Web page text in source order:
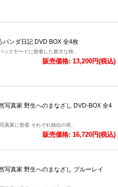
パンダ日記 DVD BOX 全4枚
ックヤードに密着した膨大な映..
販売価格: 13,200円(税込)
写真家 野生へのまなざし DVD-BOX 全4
真家に密着 それぞれ独自の視..
販売価格: 16,720円(税込)
写真家 野生へのまなざし ブルーレイ